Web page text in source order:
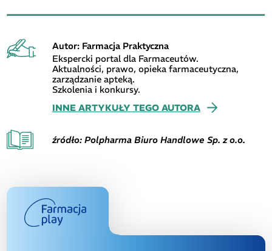
Autor: Farmacja Praktyczna
Ekspercki portal dla Farmaceutów.
Aktualności, prawo, opieka farmaceutyczna,
zarządzanie apteką.
Szkolenia i konkursy.
INNE ARTYKUŁY TEGO AUTORA
źródło: Polpharma Biuro Handlowe Sp. z o.o.